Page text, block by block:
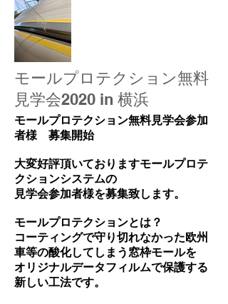
モールプロテクション無料
見学会2020 in 横浜
モールプロテクション無料見学会参加
者様 募集開始
大変好評頂いておりますモールプロテ
クションシステムの
見学会参加者様を募集致します。
モールプロテクションとは？
コーティングで守り切れなかった欧州
車等の酸化してしまう窓枠モールを
オリジナルデータフィルムで保護する
新しい工法です。